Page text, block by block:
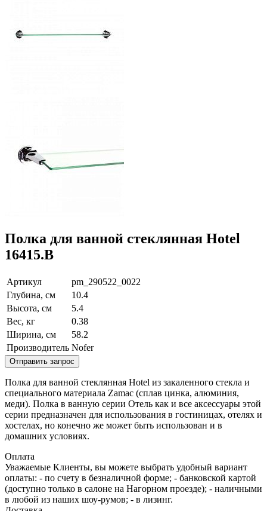
Полка для ванной стеклянная Hotel
16415.B
Артикул
pm_290522_0022
Глубина, см
10.4
Высота, см
5.4
Вес, кг
0.38
Ширина, см
58.2
Производитель Nofer
Отправить запрос
Полка для ванной стеклянная Hotel из закаленного стекла и
специального материала Zamac (сплав цинка, алюминия,
меди). Полка в ванную серии Отель как и все аксессуары этой
серии предназначен для использования в гостиницах, отелях и
хостелах, но конечно же может быть использован и в
домашних условиях.
Оплата
Уважаемые Клиенты, вы можете выбрать удобный вариант
оплаты: - по счету в безналичной форме; - банковской картой
(доступно только в салоне на Нагорном проезде); - наличными
в любой из наших шоу-румов; - в лизинг.